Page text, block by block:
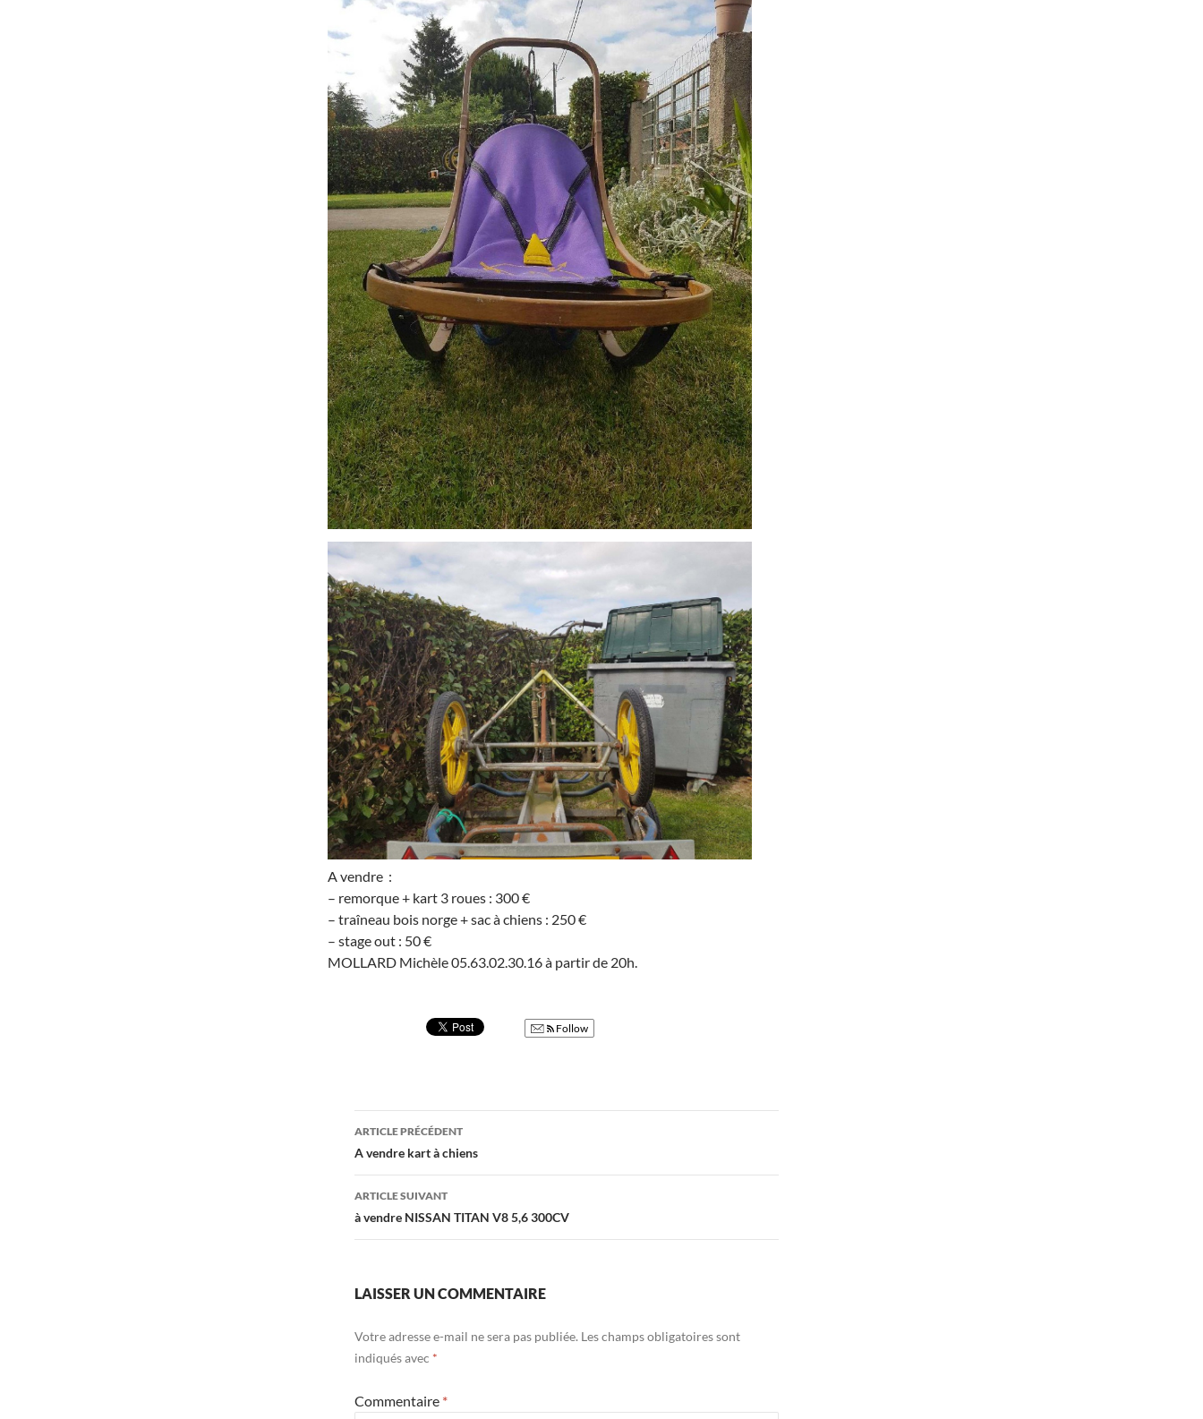
A vendre :
– remorque + kart 3 roues : 300 €
– traîneau bois norge + sac à chiens : 250 €
– stage out : 50 €
MOLLARD Michèle 05.63.02.30.16 à partir de 20h.
Follow
Navigation
des
articles
ARTICLE PRÉCÉDENT
A vendre kart à chiens
ARTICLE SUIVANT
à vendre NISSAN TITAN V8 5,6 300CV
LAISSER UN COMMENTAIRE
Votre adresse e-mail ne sera pas publiée. Les champs obligatoires sont
indiqués avec *
Commentaire *